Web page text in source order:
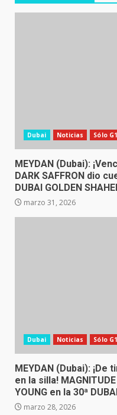
Dubai Noticias Sólo G1
MEYDAN (Dubai):
DARK SAFFRON dio
DUBAI GOLDEN
marzo 31, 2026
Dubai Noticias Sólo G1
MEYDAN (Dubai): ¡De
en la silla!
YOUNG en la 30ª
marzo 28, 2026